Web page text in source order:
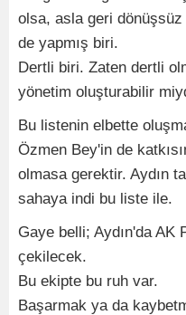
olsa, asla geri dönüşsüz
de yapmış biri.
Dertli biri. Zaten dertli
yönetim oluşturabilir
Bu listenin elbette
Özmen Bey'in de
olmasa gerektir. Aydın
sahaya indi bu liste ile.
Gaye belli; Aydın'da AK
çekilecek.
Bu ekipte bu ruh var.
Başarmak ya da